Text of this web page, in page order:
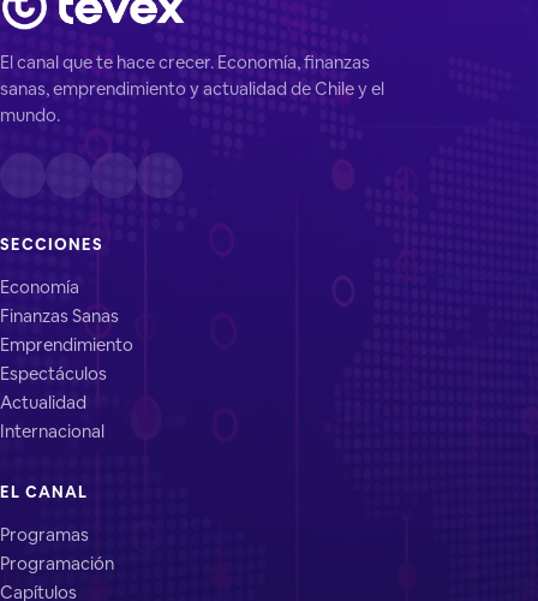
El canal que te hace crecer. Economía, finanzas
sanas, emprendimiento y actualidad de Chile y el
mundo.
SECCIONES
Economía
Finanzas Sanas
Emprendimiento
Espectáculos
Actualidad
Internacional
EL CANAL
Programas
Programación
Capítulos